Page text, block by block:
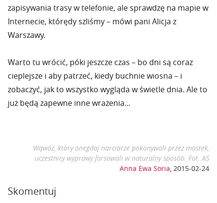
zapisywania trasy w telefonie, ale sprawdzę na mapie w
Internecie, którędy szliśmy – mówi pani Alicja z
Warszawy.
Warto tu wrócić, póki jeszcze czas – bo dni są coraz
cieplejsze i aby patrzeć, kiedy buchnie wiosna – i
zobaczyć, jak to wszystko wygląda w świetle dnia. Ale to
już będą zapewne inne wrażenia...
Wąwóz, który onegdaj narciarze pokonywali przez mostek,
uczestnicy wyprawy forsowali w naturalny sposób. Fot. AS
Anna Ewa Soria, 2015-02-24
Skomentuj